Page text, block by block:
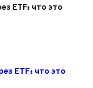
ETF: что это
ETF: что это